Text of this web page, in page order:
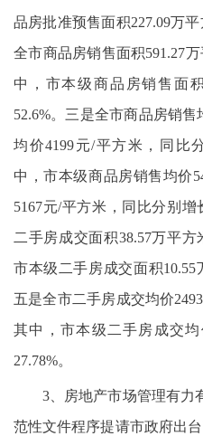
品房批准预售面积227.09万
全市商品房销售面积591.27
中，市本级商品房销售面
52.6%。三是全市商品房销
均价4199元/平方米，同比
中，市本级商品房销售均价
5167元/平方米，同比分别增
二手房成交面积38.57万平方
市本级二手房成交面积10.55
五是全市二手房成交均价
其中，市本级二手房成交
27.78%。
3、房地产市场管理有力
范性文件程序提请市政府出